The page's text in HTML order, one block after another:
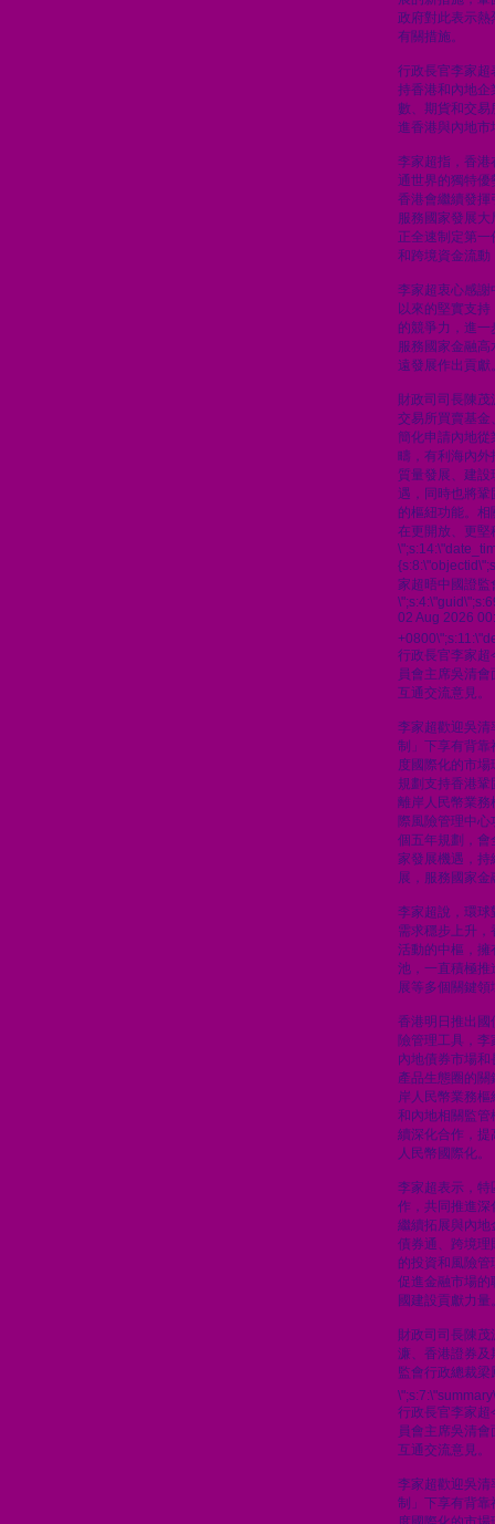
政府對此表示熱
有關措施。
行政長官李家超
持香港和內地企
數、期貨和交
進香港與內地市
李家超指，香港
通世界的獨特優
香港會繼續發揮
服務國家發展
正全速制定第
和跨境資金流動
李家超衷心感謝
以來的堅實支
的競爭力，進
服務國家金融
遠發展作出貢獻
財政司司長陳
交易所買賣基金
簡化申請內地
疇，有利海內外
質量發展、建
遇，同時也將
的樞紐功能。
在更開放、更堅
家超晤中國證監
02 Aug 2026
行政長官李家超
員會主席吳清
互通交流意見。
李家超歡迎吳清
制」下享有背靠
度國際化的市
規劃支持香港
離岸人民幣業務
際風險管理中
個五年規劃，會
家發展機遇，持
展，服務國家
李家超說，環球
需求穩步上升
活動的中樞，擁
池，一直積極推
展等多個關鍵領
香港明日推出國
險管理工具，
內地債券市場
產品生態圈的
岸人民幣業務
和內地相關監管
續深化合作，提
人民幣國際化。
李家超表示，特
作，共同推進深
繼續拓展與內地
債券通、跨境理
的投資和風險
促進金融市場的
國建設貢獻力量
財政司司長陳
濂、香港證券及
監會行政總裁
行政長官李家超
員會主席吳清
互通交流意見。
李家超歡迎吳清
制」下享有背靠